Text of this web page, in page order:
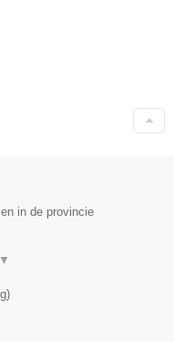
in de provincie
▼
)